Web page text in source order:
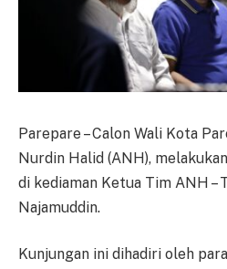
Parepare – Calon Wali Kota
Nurdin Halid (ANH),
di kediaman Ketua Tim ANH –
Najamuddin.
Kunjungan ini dihadiri oleh